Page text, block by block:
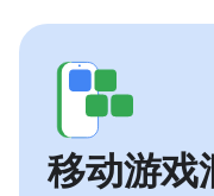
移动游戏